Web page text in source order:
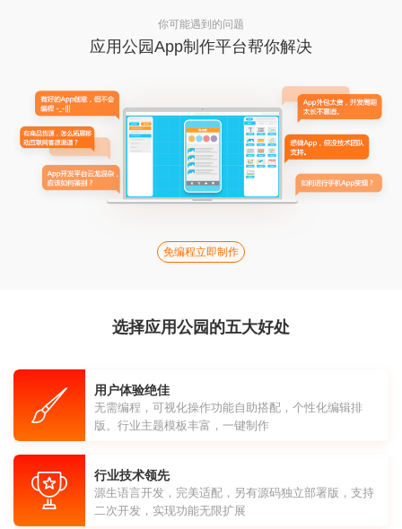
你可能遇到的问题
应用公园App制作平台帮你解决
免编程立即制作
选择应用公园的五大好处
用户体验绝佳
无需编程，可视化操作功能自助搭配，个性化编辑排
版。行业主题模板丰富，一键制作
行业技术领先
源生语言开发，完美适配，另有源码独立部署版，支持
二次开发，实现功能无限扩展